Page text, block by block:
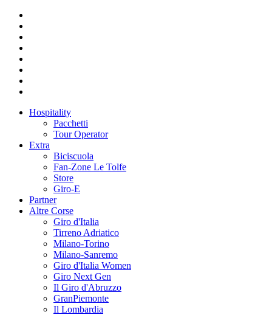
Hospitality
Pacchetti
Tour Operator
Extra
Biciscuola
Fan-Zone Le Tolfe
Store
Giro-E
Partner
Altre Corse
Giro d'Italia
Tirreno Adriatico
Milano-Torino
Milano-Sanremo
Giro d'Italia Women
Giro Next Gen
Il Giro d'Abruzzo
GranPiemonte
Il Lombardia